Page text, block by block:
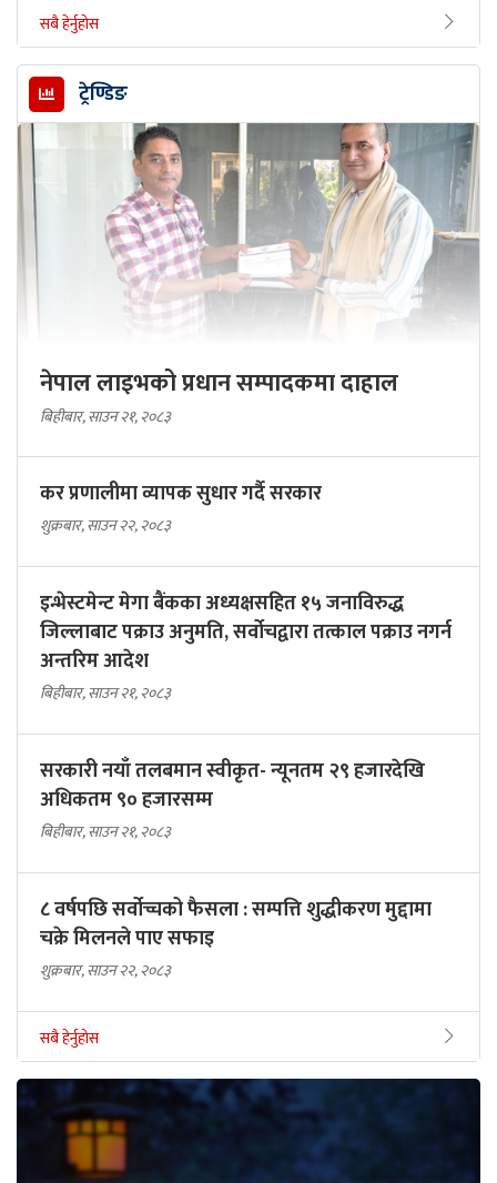
सबै हेर्नुहोस
ट्रेण्डिङ
नेपाल लाइभको प्रधान सम्पादकमा दाहाल
बिहीबार, साउन २१, २०८३
कर प्रणालीमा व्यापक सुधार गर्दै सरकार
शुक्रबार, साउन २२, २०८३
इन्भेस्टमेन्ट मेगा बैंकका अध्यक्षसहित १५ जनाविरुद्ध
जिल्लाबाट पक्राउ अनुमति, सर्वोचद्वारा तत्काल पक्राउ नगर्न
अन्तरिम आदेश
बिहीबार, साउन २१, २०८३
सरकारी नयाँ तलबमान स्वीकृत- न्यूनतम २९ हजारदेखि
अधिकतम ९० हजारसम्म
बिहीबार, साउन २१, २०८३
८ वर्षपछि सर्वोच्चको फैसला : सम्पत्ति शुद्धीकरण मुद्दामा
चक्रे मिलनले पाए सफाइ
शुक्रबार, साउन २२, २०८३
सबै हेर्नुहोस